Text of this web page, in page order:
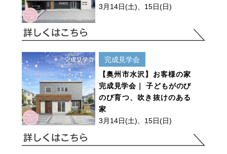
3月14日(土)、15日(日)
完成見学会
【奥州市水沢】お客様の家
完成見学会｜ 子どもがのび
のび育つ、吹き抜けのある
家
3月14日(土)、15日(日)